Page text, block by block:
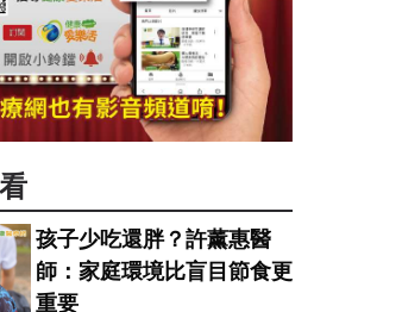
孩子少吃還胖？許薰惠醫
師：家庭環境比盲目節食更
重要